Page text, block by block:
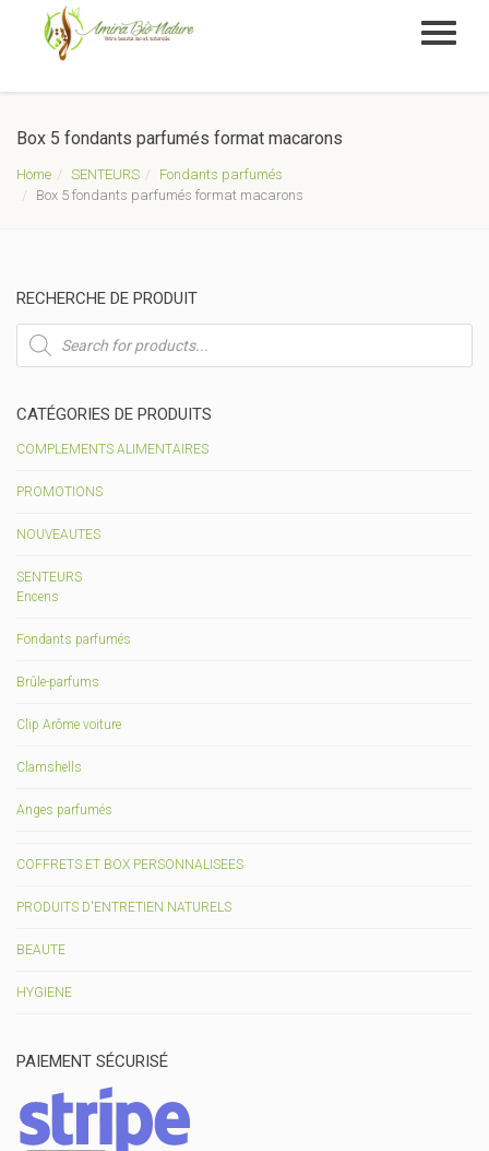
Box 5 fondants parfumés format macarons
Home SENTEURS
Fondants parfumés
Box 5 fondants parfumés format macarons
RECHERCHE DE PRODUIT
Recherche
de
produits
CATÉGORIES DE PRODUITS
COMPLEMENTS ALIMENTAIRES
PROMOTIONS
NOUVEAUTES
SENTEURS
Encens
Fondants parfumés
Brûle-parfums
Clip Arôme voiture
Clamshells
Anges parfumés
COFFRETS ET BOX PERSONNALISEES
PRODUITS D'ENTRETIEN NATURELS
BEAUTE
HYGIENE
PAIEMENT SÉCURISÉ